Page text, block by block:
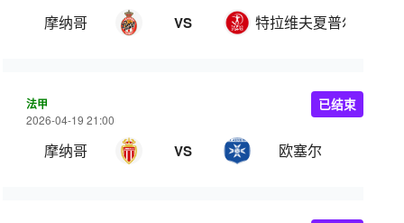
摩纳哥 VS 特拉维夫夏普尔
法甲
2026-04-19 21:00
摩纳哥 VS 欧塞尔
已结束